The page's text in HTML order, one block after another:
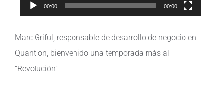
00:00 00:00
Marc Griful, responsable de desarrollo de negocio en
Quantion, bienvenido una temporada más al
“Revolución”